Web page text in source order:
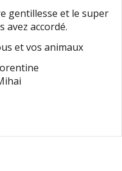
gentillesse et le super
avez accordé.
et vos animaux